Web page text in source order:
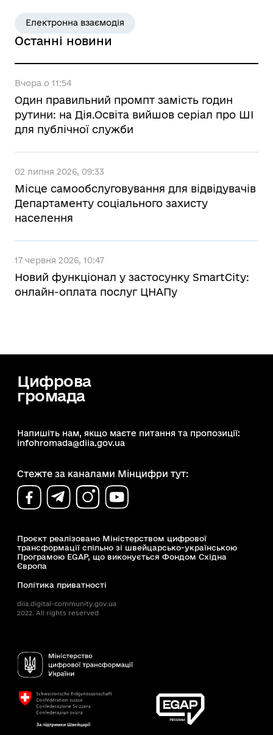
Пошук
Електронна взаємодія
Останні новини
Вчора о 11:54
Один правильний промпт замість годин
рутини: на Дія.Освіта вийшов серіал про ШІ
для публічної служби
02 липня 2026, 09:33
Місце самообслуговування для відвідувачів
Департаменту соціального захисту
населення
17 червня 2026, 10:47
Новий функціонал у застосунку SmartCity:
онлайн-оплата послуг ЦНАПу
Цифрова
громада
Напишіть нам, якщо маєте питання та пропозиції:
infohromada@diia.gov.ua
Стежте за каналами Мінцифри тут:
Проєкт реалізовано Міністерством цифрової
трансформації спільно зі швейцарсько-українською
Програмою EGAP, що виконується Фондом Східна
Європа
Політика приватності
diia.digital-community.gov.ua
2022. All rights reserved